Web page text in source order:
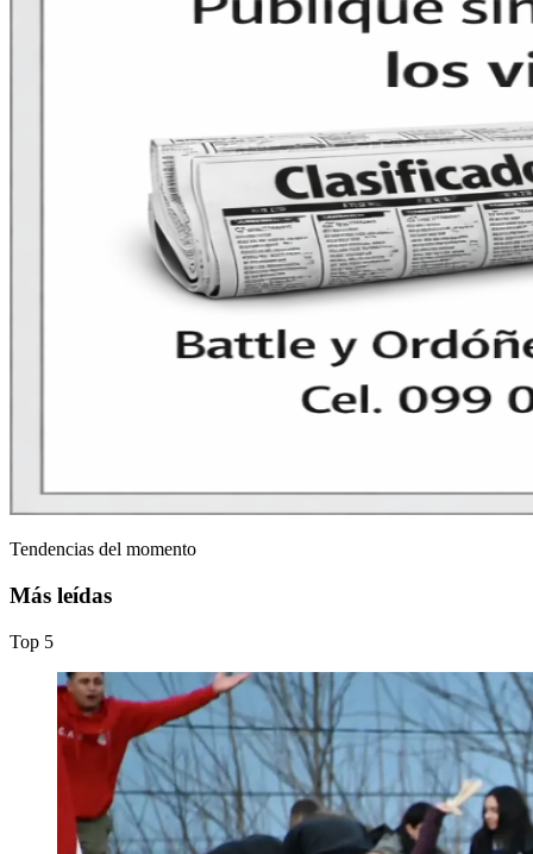
Tendencias del momento
Más leídas
Top 5